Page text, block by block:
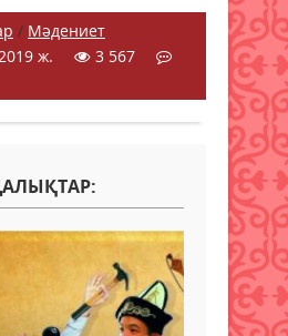
/ Мәдениет
ж.
3 567